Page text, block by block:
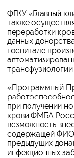
ФГКУ «Главный
также
переработки
данных
госпитале
«Программный
при получении
крови ФМБА
возможность
содержащей ФИО,
предыдущих
инфекционных